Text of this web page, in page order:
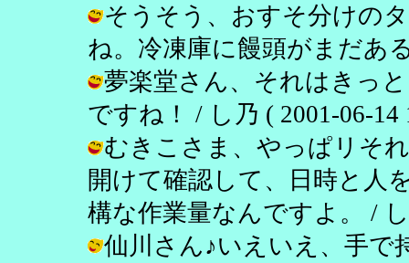
そうそう、おすそ分けの
ね。冷凍庫に饅頭がまだあ
夢楽堂さん、それはきっ
ですね！ / し乃 ( 2001-06-14
むきこさま、やっぱリそ
開けて確認して、日時と人
構な作業量なんですよ。 /
仙川さん♪いえいえ、手で